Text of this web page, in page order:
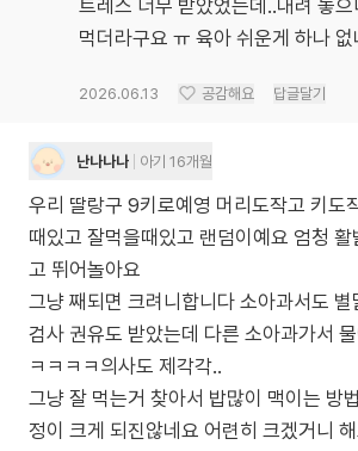
트레스 너무 받았었는데..내려 놓
먹더라구요 ㅠ 육아 쉬운게 하나
2026.06.13 공감해요 답글달기
난나나나 아기 16개월
우리 딸랑구 9키로예영 머리도작고 키도
때있고 잘먹을때있고 랜덤이예요 엄청
고 뛰어놀아요
그냥 째되면 크려니합니다 소아과서도
검사 권유도 받았는데 다른 소아과가서
ㅋㅋㅋㅋ의사도 제각각..
그냥 잘 먹는거 찾아서 밥많이 맥이는 방
정이 크게 되진않네요 어련히 크겠거니